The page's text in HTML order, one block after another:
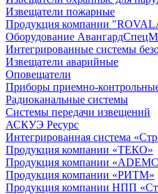
Извещатели пожарные
Продукция компании
Оборудование
Интегрированные системы
Извещатели аварийные
Оповещатели
Приборы приемно-
Радиоканальные системы
Системы передачи извещений
АСКУЭ Ресурс
Интегрированная система
Продукция компании «ТЕКО»
Продукция компании
Продукция компании «РИТМ»
Продукция компании НПП